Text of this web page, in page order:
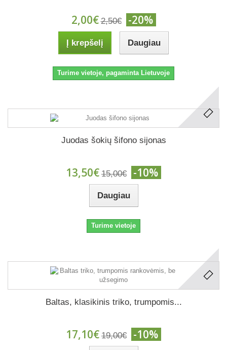
2,00€ 2,50€ -20%
Į krepšelį Daugiau
Turime vietoje, pagaminta Lietuvoje
Juodas šokių šifono sijonas
13,50€ 15,00€ -10%
Daugiau
Turime vietoje
Baltas, klasikinis triko, trumpomis...
17,10€ 19,00€ -10%